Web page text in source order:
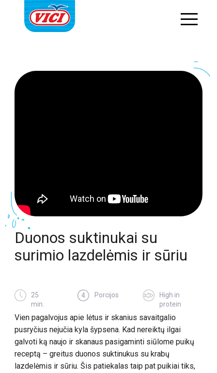
Duonos suktinukai su
surimio lazdelėmis ir sūriu
25
min.
4 Porcijos
High in
protein
Vien pagalvojus apie lėtus ir skanius savaitgalio
pusryčius nejučia kyla šypsena. Kad nereiktų ilgai
galvoti ką naujo ir skanaus pasigaminti siūlome puikų
receptą – greitus duonos suktinukus su krabų
lazdelėmis ir sūriu. Šis patiekalas taip pat puikiai tiks,